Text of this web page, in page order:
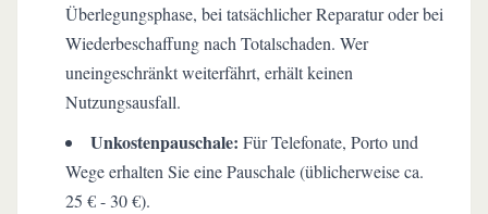
Überlegungsphase, bei tatsächlicher Reparatur oder bei
Wiederbeschaffung nach Totalschaden. Wer
uneingeschränkt weiterfährt, erhält keinen
Nutzungsausfall.
Unkostenpauschale: Für Telefonate, Porto und
Wege erhalten Sie eine Pauschale (üblicherweise ca.
25 € - 30 €).